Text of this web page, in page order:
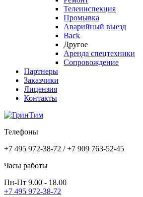
Телеинспекция
Промывка
Аварийный выезд
Back
Другое
Аренда спецтехники
Сопровождение
Партнеры
Заказчики
Лицензия
Контакты
Телефоны
+7 495 972-38-72 / +7 909 763-52-45
Часы работы
Пн-Пт 9.00 - 18.00
+7 495 972-38-72